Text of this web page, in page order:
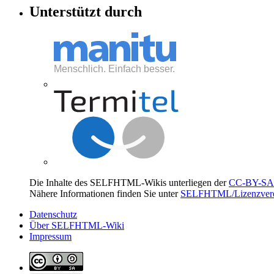
Unterstützt durch
Die Inhalte des SELFHTML-Wikis unterliegen derCC-BY-
Nähere Informationen finden Sie unter SELFHTML/
Datenschutz
Über SELFHTML-Wiki
Impressum